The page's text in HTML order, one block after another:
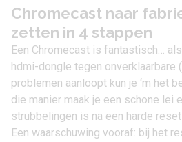
Chromecast naar
zetten in 4 stappen
Een Chromecast is fantastisch… als
hdmi-dongle tegen onverklaarbare
problemen aanloopt kun je ‘m het
die manier maak je een schone lei
strubbelingen is na een harde
Een waarschuwing vooraf: bij het